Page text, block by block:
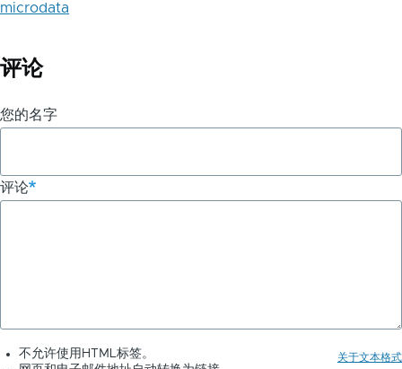
microdata
评论
您的名字
评论
关于文本格式
不允许使用HTML标签。